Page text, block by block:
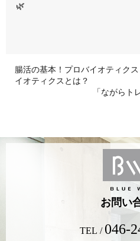
🌿
腸活の基本！プロバイオティク
イオティクスとは？
「ながらト
お問い
TEL / 046-